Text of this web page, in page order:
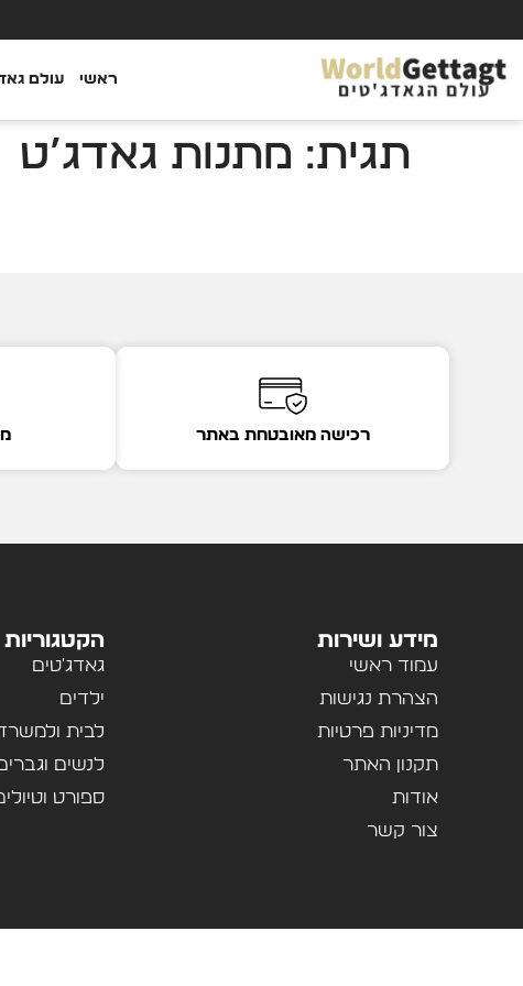
ראשי עולם
תגית: מתנות גאדג’ט
רכישה מאובטחת באתר
מידע ושירות
עמוד ראשי
הצהרת נגישות
מדיניות פרטיות
תקנון האתר
אודות
צור קשר
הקטגוריות
גאדג'טים
ילדים
לבית
לנשים
ספורט